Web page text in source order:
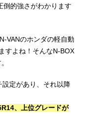
倒的強さがわかります
VANのホンダの軽自動
すよね！そんなN-BOX
定があり、それ以降
、上位グレードが